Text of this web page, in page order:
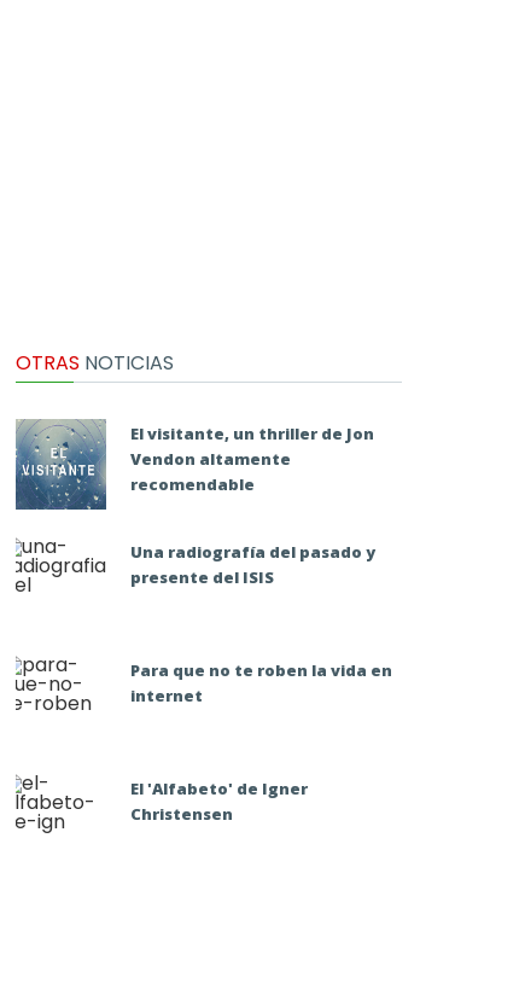
OTRAS NOTICIAS
El visitante, un thriller de Jon
Vendon altamente
recomendable
Una radiografía del pasado y
presente del ISIS
Para que no te roben la vida en
internet
El 'Alfabeto' de Igner
Christensen